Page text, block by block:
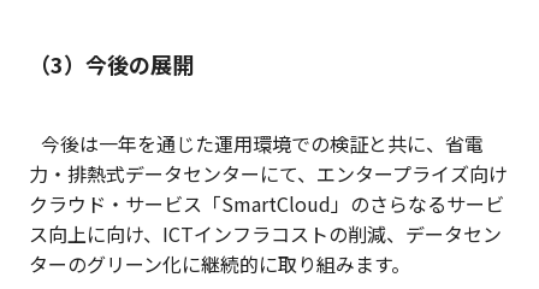
（3）今後の展開
今後は一年を通じた運用環境での検証と共に、省電
力・排熱式データセンターにて、エンタープライズ向け
クラウド・サービス「SmartCloud」のさらなるサービ
ス向上に向け、ICTインフラコストの削減、データセン
ターのグリーン化に継続的に取り組みます。